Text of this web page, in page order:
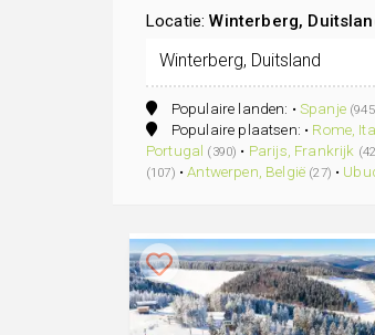
Locatie:Winterberg,
Populaire landen: •Spanje
Populaire plaatsen: • Rome,
Portugal (390) • Parijs, Frankrijk
(107) •Antwerpen, België (27) •